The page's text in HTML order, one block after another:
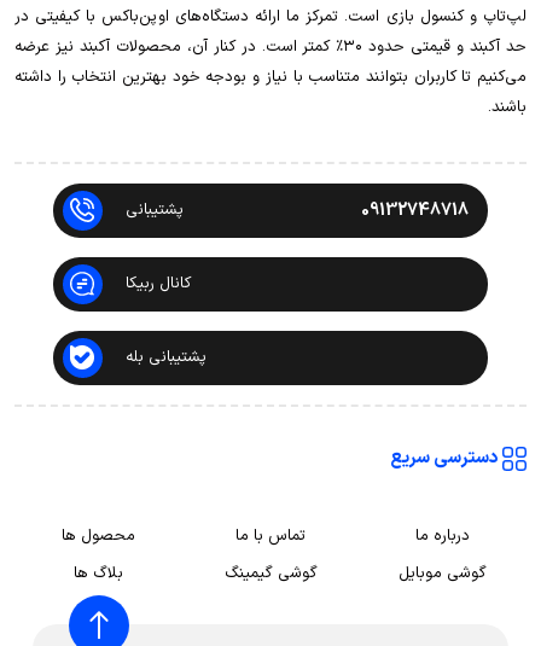
لپ‌تاپ و کنسول بازی است. تمرکز ما ارائه دستگاه‌های اوپن‌باکس با کیفیتی در
حد آکبند و قیمتی حدود ۳۰٪ کمتر است. در کنار آن، محصولات آکبند نیز عرضه
می‌کنیم تا کاربران بتوانند متناسب با نیاز و بودجه خود بهترین انتخاب را داشته
باشند.
09132748718 پشتیبانی
کانال ربیکا
پشتیبانی بله
دسترسی سریع
درباره ما تماس با ما
محصول ها
گوشی موبایل
گوشی گیمینگ بلاگ ها